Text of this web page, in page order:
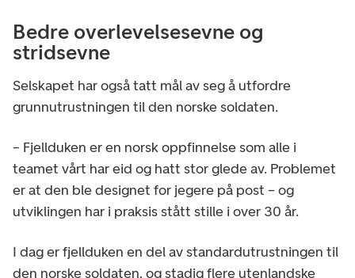
Bedre overlevelsesevne og
stridsevne
Selskapet har også tatt mål av seg å utfordre
grunnutrustningen til den norske soldaten.
– Fjellduken er en norsk oppfinnelse som alle i
teamet vårt har eid og hatt stor glede av. Problemet
er at den ble designet for jegere på post – og
utviklingen har i praksis stått stille i over 30 år.
I dag er fjellduken en del av standardutrustningen til
den norske soldaten, og stadig flere utenlandske